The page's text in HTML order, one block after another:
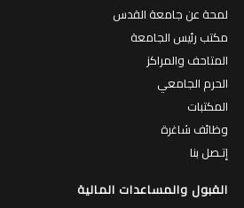
لمحة عن جامعة القدس
مكتب رئيس الجامعة
المتاحف والمراكز
الحرم الجامعي
المكتبات
وظائف شاغرة
إتـصل بنا
القبول والمساعدات المالية